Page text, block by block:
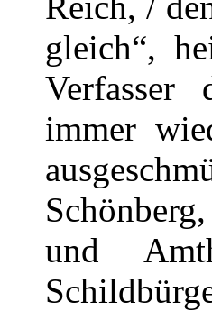
gleich“,
Verfasser
immer
und